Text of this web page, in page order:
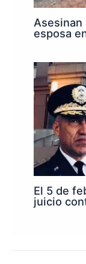
esposa
El 5 de
juicio